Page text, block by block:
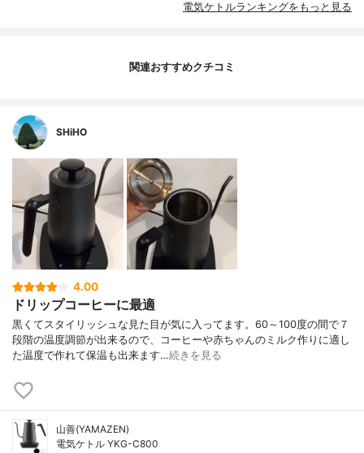
電気ケトルランキングをもっと見る
関連おすすめクチコミ
SHiHO
4.00
ドリップコーヒーに最適
黒くてスタイリッシュな見た目が気に入ってます。60～100度の間で７
段階の温度調節が出来るので、コーヒーや赤ちゃんのミルク作りに適し
た温度で作れて保温も出来ます…続きを見る
山善(YAMAZEN)
電気ケトル YKG-C800